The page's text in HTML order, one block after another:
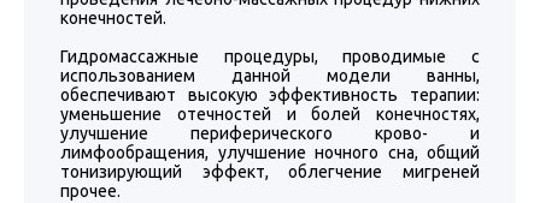
конечностей.
Гидромассажные процедуры, проводимые с
использованием данной модели ванны,
обеспечивают высокую эффективность терапии:
уменьшение отечностей и болей конечностях,
улучшение периферического крово- и
лимфообращения, улучшение ночного сна, общий
тонизирующий эффект, облегчение мигреней
прочее.